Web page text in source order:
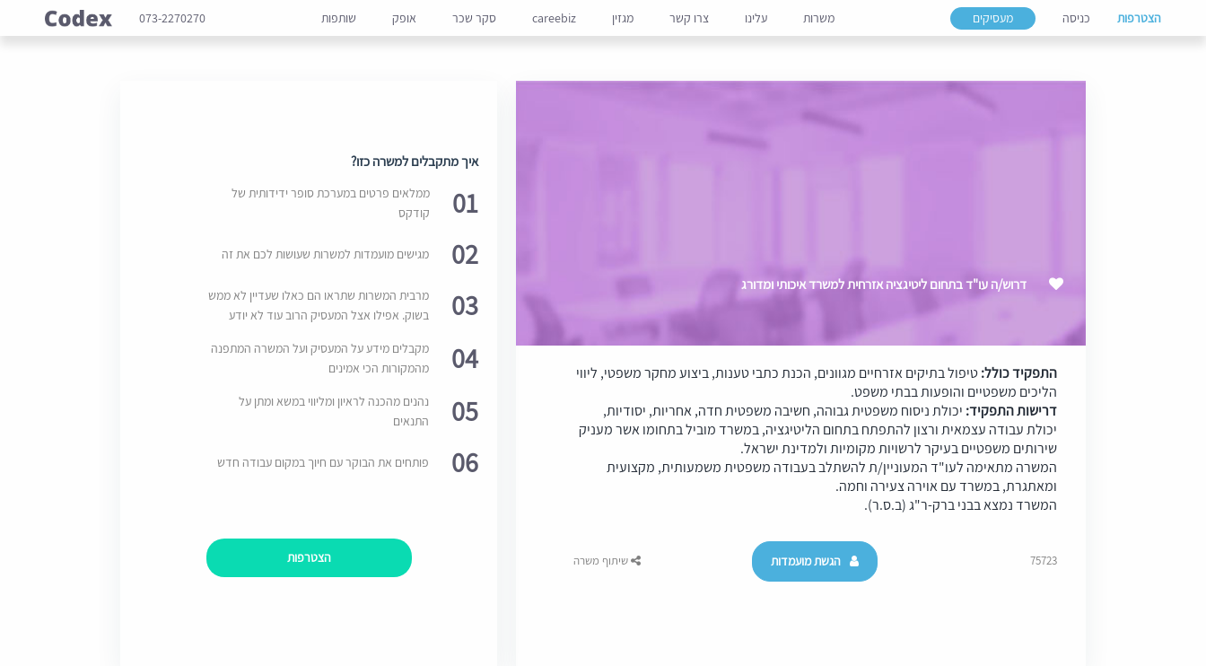
הצטרפות כניסה מעסיקים משרות עלינו צרו קשר מגזין careebiz סקר שכר אופק שותפות 073-2270270
דרוש/ה עו"ד בתחום ליטיגציה אזרחית למשרד איכותי ומדורג
התפקיד כולל:טיפול בתיקים אזרחיים מגוונים, הכנת כתבי טענות, ביצוע מחקר משפטי, ליווי
הליכים משפטיים והופעות בבתי משפט.
דרישות התפקיד: יכולת ניסוח משפטית גבוהה, חשיבה משפטית חדה, אחריות, יסודיות,
יכולת עבודה עצמאית ורצון להתפתח בתחום הליטיגציה, במשרד מוביל בתחומו אשר מעניק
שירותים משפטיים בעיקר לרשויות מקומיות ולמדינת ישראל.
המשרה מתאימה לעו"ד המעוניין/ת להשתלב בעבודה משפטית משמעותית, מקצועית
ומאתגרת, במשרד עם אוירה צעירה וחמה.
המשרד נמצא בבני ברק-ר"ג (ב.ס.ר).
75723 הגשת מועמדות שיתוף משרה
איך מתקבלים למשרה כזו?
01
ממלאים פרטים במערכת סופר ידידותית של
קודקס
02 מגישים מועמדות למשרות שעושות לכם את זה
03
מרבית המשרות שתראו הם כאלו שעדיין לא ממש
בשוק. אפילו אצל המעסיק הרוב עוד לא יודע
04
מקבלים מידע על המעסיק ועל המשרה המתפנה
מהמקורות הכי אמינים
05
נהנים מהכנה לראיון ומליווי במשא ומתן על
התנאים
06 פותחים את הבוקר עם חיוך במקום עבודה חדש
הצטרפות